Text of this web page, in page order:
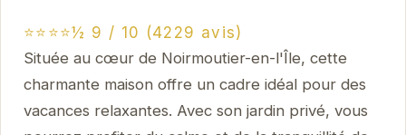
⭐⭐⭐⭐½ 9 / 10 (4229 avis)
Située au cœur de Noirmoutier-en-l'Île, cette
charmante maison offre un cadre idéal pour des
vacances relaxantes. Avec son jardin privé, vous